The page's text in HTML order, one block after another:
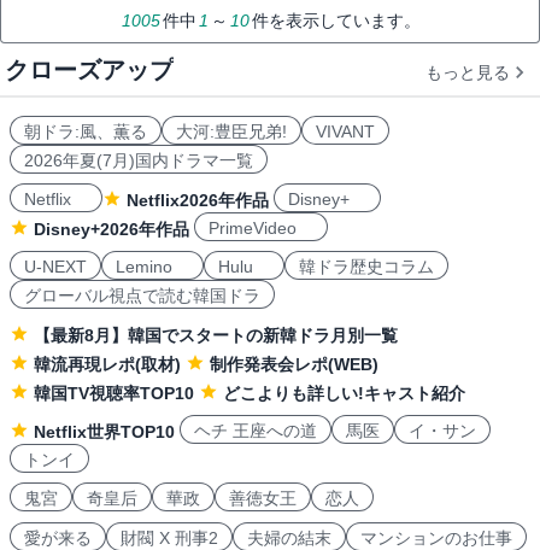
1005件中 1 ～ 10件を表示しています。
クローズアップ もっと見る
朝ドラ:風、薫る 大河:豊臣兄弟!
VIVANT
2026年夏(7月)国内ドラマ一覧
Netflix
Netflix2026年作品
Disney+
Disney+2026年作品
PrimeVideo
U-NEXT
Lemino Hulu
韓ドラ歴史コラム
グローバル視点で読む韓国ドラ
【最新8月】韓国でスタートの新韓ドラ月別一覧
韓流再現レポ(取材)
制作発表会レポ(WEB)
韓国TV視聴率TOP10
どこよりも詳しい!キャスト紹介
Netflix世界TOP10
ヘチ 王座への道 馬医
イ・サン
トンイ
鬼宮
奇皇后 華政 善徳女王 恋人
愛が来る 財閥 X 刑事2 夫婦の結末 マンションのお仕事